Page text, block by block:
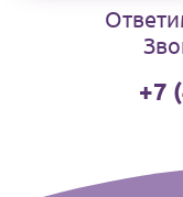
+7